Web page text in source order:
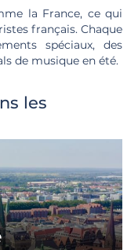
la France, ce qui
français. Chaque
spéciaux, des
de musique en été.
les